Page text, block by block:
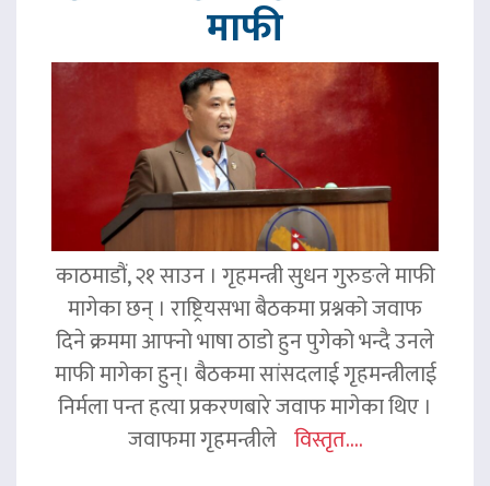
माफी
काठमाडौं, २१ साउन । गृहमन्त्री सुधन गुरुङले माफी
मागेका छन् । राष्ट्रियसभा बैठकमा प्रश्नको जवाफ
दिने क्रममा आफ्नो भाषा ठाडो हुन पुगेको भन्दै उनले
माफी मागेका हुन्। बैठकमा सांसदलाई गृहमन्त्रीलाई
निर्मला पन्त हत्या प्रकरणबारे जवाफ मागेका थिए ।
जवाफमा गृहमन्त्रीले विस्तृत....